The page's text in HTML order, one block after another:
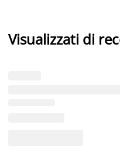
Visualizzati di